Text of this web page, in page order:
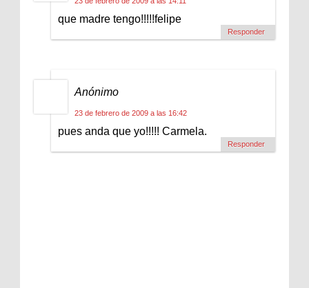
que madre tengo!!!!!felipe
Responder
Anónimo
23 de febrero de 2009 a las 16:42
pues anda que yo!!!!! Carmela.
Responder